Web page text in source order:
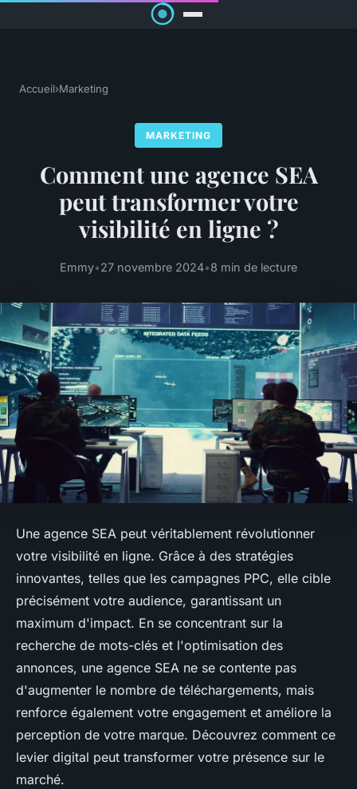
Accueil›Marketing
MARKETING
Comment une agence SEA
peut transformer votre
visibilité en ligne ?
Emmy•27 novembre 2024•8 min de lecture
Une agence SEA peut véritablement révolutionner
votre visibilité en ligne. Grâce à des stratégies
innovantes, telles que les campagnes PPC, elle cible
précisément votre audience, garantissant un
maximum d'impact. En se concentrant sur la
recherche de mots-clés et l'optimisation des
annonces, une agence SEA ne se contente pas
d'augmenter le nombre de téléchargements, mais
renforce également votre engagement et améliore la
perception de votre marque. Découvrez comment ce
levier digital peut transformer votre présence sur le
marché.